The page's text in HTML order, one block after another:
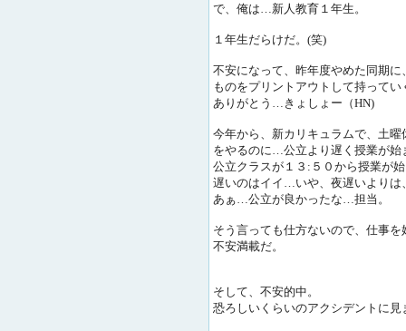
で、俺は…新人教育１年生。
１年生だらけだ。(笑)
不安になって、昨年度やめた同期
ものをプリントアウトして持ってい
ありがとう…きょしょー（HN)
今年から、新カリキュラムで、土
をやるのに…公立より遅く授業が
公立クラスが１３:５０から授業が
遅いのはイイ…いや、夜遅いよりは
あぁ…公立が良かったな…担当。
そう言っても仕方ないので、仕事を
不安満載だ。
そして、不安的中。
恐ろしいくらいのアクシデントに見